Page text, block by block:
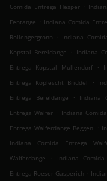
Comida Entrega Hesper .
Fentange . Indiana Comida
Rollengergronn
. Indiana
Kopstal Bereldange
. Indiana
Entrega Kopstal Mullendorf
.
Entrega Koplescht Briddel
.
Entrega Bereldange
. Indiana
Entrega Walfer . Indiana
Entrega Walferdange Beggen
.
Indiana Comida Entrega
Walferdange
. Indiana
Entrega Roeser Gasperich .